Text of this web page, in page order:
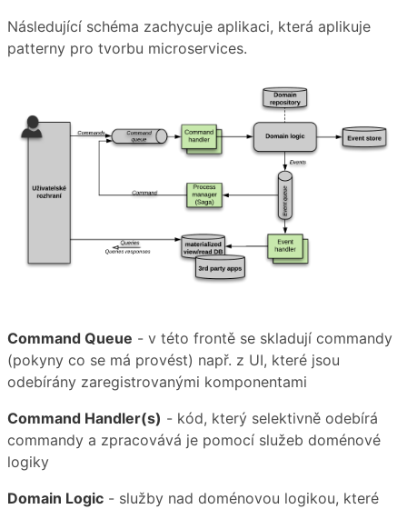
Následující schéma zachycuje aplikaci, která aplikuje
patterny pro tvorbu microservices.
Command Queue - v této frontě se skladují commandy
(pokyny co se má provést) např. z UI, které jsou
odebírány zaregistrovanými komponentami
Command Handler(s) - kód, který selektivně odebírá
commandy a zpracovává je pomocí služeb doménové
logiky
Domain Logic - služby nad doménovou logikou, které